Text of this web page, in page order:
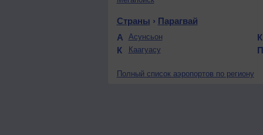
Страны › Парагвай
А
Асунсьон
К Каагуасу
К
П
Полный список аэропортов по региону